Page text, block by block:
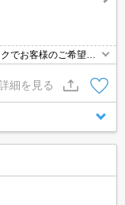
でお客様のご希望に
場に出ている情報を
細を見る